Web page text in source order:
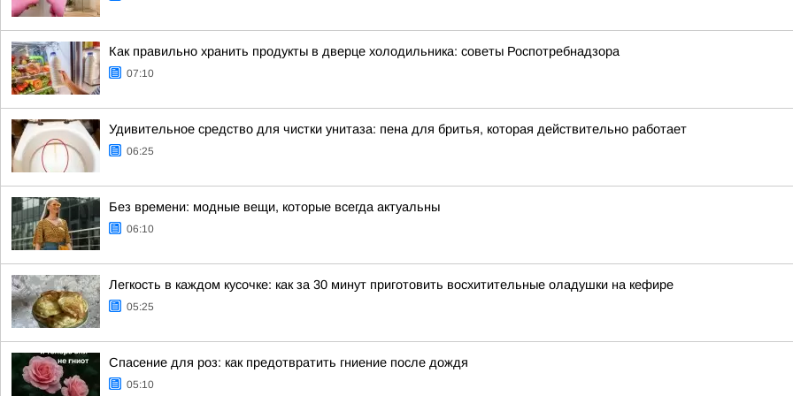
Как правильно хранить продукты в дверце холодильника: советы Роспотребнадзора
07:10
Удивительное средство для чистки унитаза: пена для бритья, которая действительно работает
06:25
Без времени: модные вещи, которые всегда актуальны
06:10
Легкость в каждом кусочке: как за 30 минут приготовить восхитительные оладушки на кефире
05:25
Спасение для роз: как предотвратить гниение после дождя
05:10